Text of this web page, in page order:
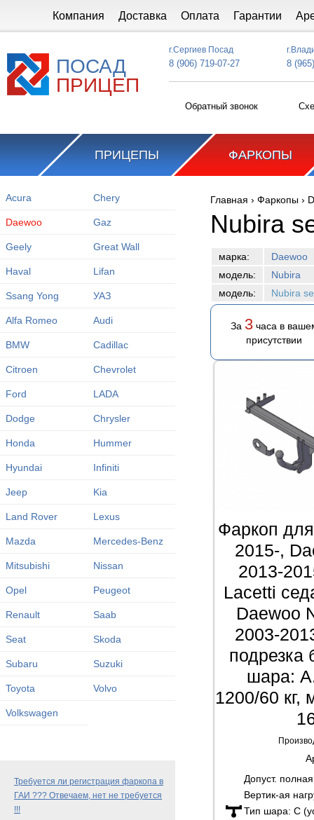
Компания Доставка Оплата Гарантии
ПОСАД
ПРИЦЕП
г.Сергиев Посад
8 (906) 719-07-27 8
Обратный звонок
ПРИЦЕПЫ ФАРКОПЫ
Acura Chery
Daewoo Gaz
Geely Great Wall
Haval Lifan
Ssang Yong УАЗ
Alfa Romeo Audi
BMW Cadillac
Citroen Chevrolet
Ford LADA
Dodge Chrysler
Honda Hummer
Hyundai Infiniti
Jeep Kia
Land Rover Lexus
Mazda Mercedes-Benz
Mitsubishi Nissan
Opel Peugeot
Renault Saab
Seat Skoda
Subaru Suzuki
Toyota Volvo
Volkswagen
Требуется ли регистрация фаркопа в
ГАИ ??? Отвечаем, нет не требуется
!!!
Вы здесь
Главная › Фаркопы ›
Nubira
марка:
Daewoo
модель:
Nubira
модель:
Nubira
За 3часа в
присутствии
Фаркоп
2015-,
2013-
Lacetti
Daewoo
2003-
подрезка
шара:
1200/60 кг,
Допуст.
Вертик-ая
Тип шара: C